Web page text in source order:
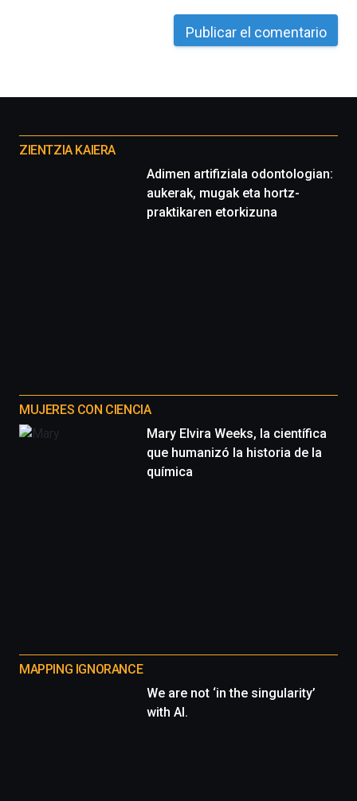
proyectos
ZIENTZIA KAIERA
Adimen artifiziala odontologian:
aukerak, mugak eta hortz-
praktikaren etorkizuna
MUJERES CON CIENCIA
Mary Elvira Weeks, la científica
que humanizó la historia de la
química
MAPPING IGNORANCE
We are not ‘in the singularity’
with AI.